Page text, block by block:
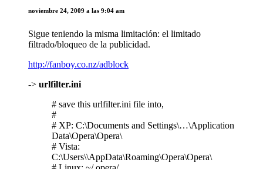
noviembre 24, 2009 a las 9:04 am
Sigue teniendo la misma limitación: el limitado
filtrado/bloqueo de la publicidad.
http://fanboy.co.nz/adblock
-> urlfilter.ini
# save this urlfilter.ini file into,
#
# XP: C:\Documents and Settings\…\Application
Data\Opera\Opera\
# Vista:
C:\Users\\AppData\Roaming\Opera\Opera\